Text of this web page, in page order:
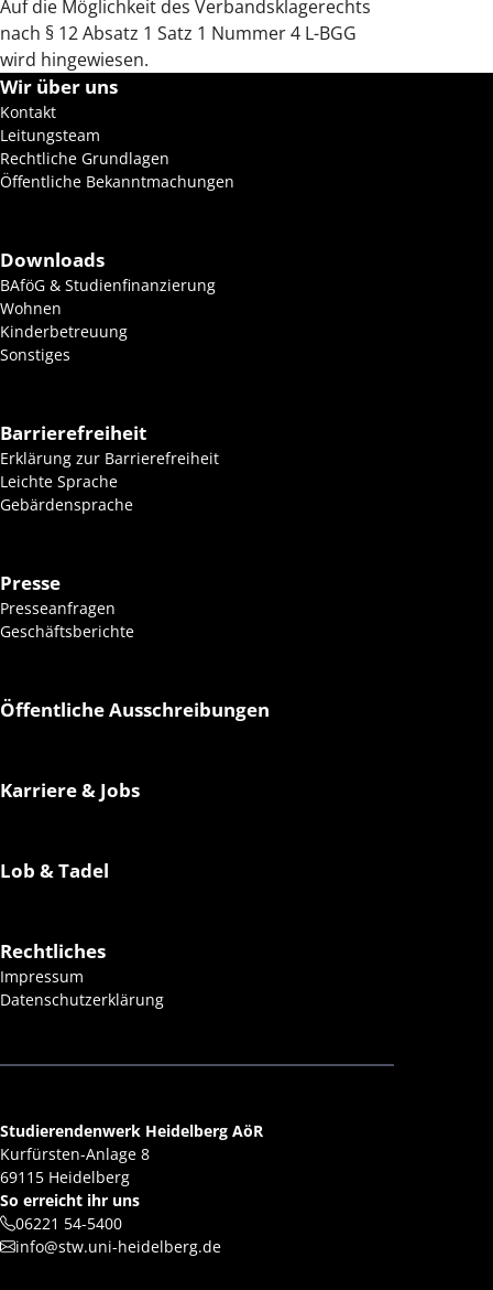
Auf die Möglichkeit des Verbandsklagerechts
nach § 12 Absatz 1 Satz 1 Nummer 4 L-BGG
wird hingewiesen.
Wir über uns
Kontakt
Leitungsteam
Rechtliche Grundlagen
Öffentliche Bekanntmachungen
Downloads
BAföG & Studienfinanzierung
Wohnen
Kinderbetreuung
Sonstiges
Barrierefreiheit
Erklärung zur Barrierefreiheit
Leichte Sprache
Gebärdensprache
Presse
Presseanfragen
Geschäftsberichte
Öffentliche Ausschreibungen
Karriere & Jobs
Lob & Tadel
Rechtliches
Impressum
Datenschutzerklärung
Studierendenwerk Heidelberg AöR
Kurfürsten-Anlage 8
69115 Heidelberg
So erreicht ihr uns
06221 54-5400
info@stw.uni-heidelberg.de